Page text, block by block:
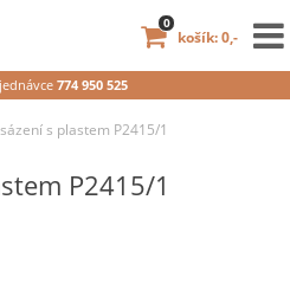
s plastem P2415/1
P2415/1
774 950 525
košík: 0,-
0